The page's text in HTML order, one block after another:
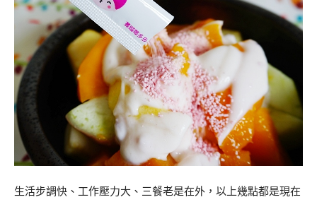
生活步調快、工作壓力大、三餐老是在外，以上幾點都是現在